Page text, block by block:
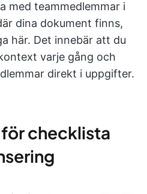
med teammedlemmar i
dina dokument finns,
här. Det innebär att du
varje gång och
direkt i uppgifter.
checklista